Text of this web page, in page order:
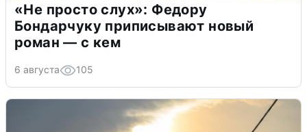
«Не просто слух»: Федору
Бондарчуку приписывают новый
роман — с кем
6 августа 105